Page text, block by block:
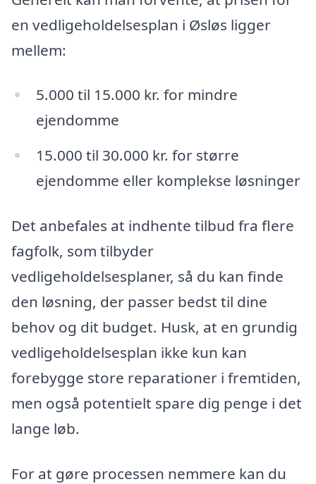
en vedligeholdelsesplan i Øsløs ligger
mellem:
5.000 til 15.000 kr. for mindre
ejendomme
15.000 til 30.000 kr. for større
ejendomme eller komplekse løsninger
Det anbefales at indhente tilbud fra flere
fagfolk, som tilbyder
vedligeholdelsesplaner, så du kan finde
den løsning, der passer bedst til dine
behov og dit budget. Husk, at en grundig
vedligeholdelsesplan ikke kun kan
forebygge store reparationer i fremtiden,
men også potentielt spare dig penge i det
lange løb.
For at gøre processen nemmere kan du